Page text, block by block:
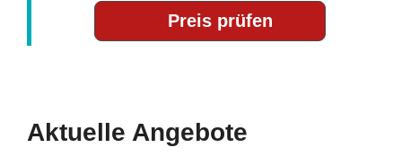
Preis prüfen
Aktuelle Angebote